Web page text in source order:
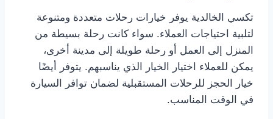
تكسي الخالدية يوفر خيارات رحلات متعددة ومتنوعة
لتلبية احتياجات العملاء. سواء كانت رحلة بسيطة من
المنزل إلى العمل أو رحلة طويلة إلى مدينة أخرى،
يمكن للعملاء اختيار الخيار الذي يناسبهم. يتوفر أيضًا
خيار الحجز للرحلات المستقبلية لضمان توافر السيارة
في الوقت المناسب.